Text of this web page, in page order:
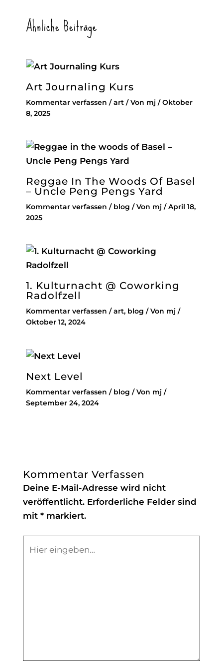
Ähnliche Beiträge
Art Journaling Kurs
Kommentar verfassen /art/ Von mj /Oktober
8, 2025
Reggae In The Woods Of Basel
– Uncle Peng Pengs Yard
Kommentar verfassen / blog / Von mj /April 18,
2025
1. Kulturnacht @ Coworking
Radolfzell
Kommentar verfassen /art, blog / Von mj /
Oktober 12, 2024
Next Level
Kommentar verfassen / blog / Von mj /
September 24, 2024
Kommentar Verfassen
Deine E-Mail-Adresse wird nicht
veröffentlicht. Erforderliche Felder sind
mit *markiert.
eingeben…